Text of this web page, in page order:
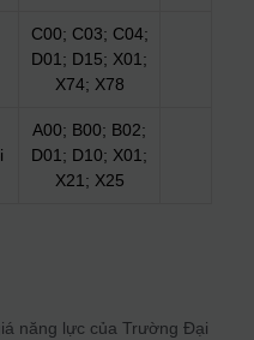
C00; C03; C04;
D01; D15; X01;
X74; X78
A00; B00; B02;
D01; D10; X01;
X21; X25
năng lực của Trường Đại